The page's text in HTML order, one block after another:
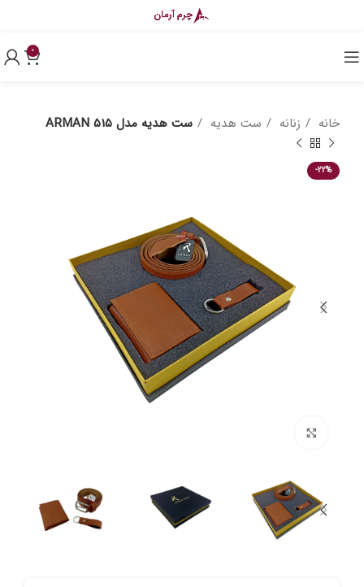
0
خانه زنانه ست هدیه ست هدیه مدل ARMAN 515
-22%